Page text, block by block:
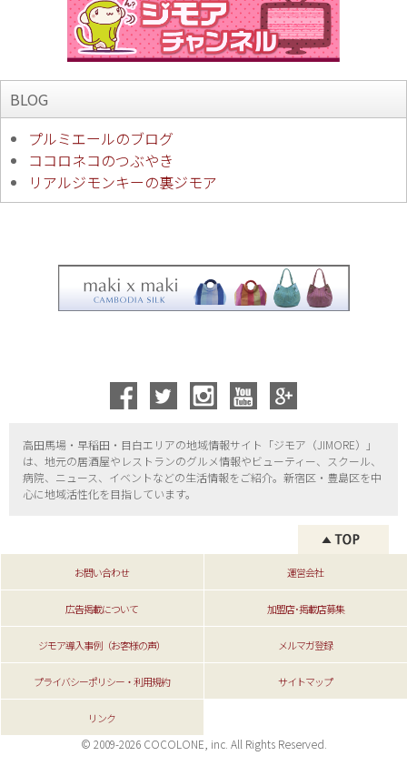
BLOG
プルミエールのブログ
ココロネコのつぶやき
リアルジモンキーの裏ジモア
高田馬場・早稲田・目白エリアの地域情報サイト「ジモア（JIMORE）」
は、地元の居酒屋やレストランのグルメ情報やビューティー、
スクール、
病院、ニュース、イベントなどの生活情報をご紹介。新宿区・ 豊島区を中
心に地域活性化を目指しています。
お問い合わせ 運営会社
広告掲載について 加盟店･掲載店募集
ジモア導入事例（お客様の声） メルマガ登録
プライバシーポリシー・利用規約 サイトマップ
リンク
© 2009-2026 COCOLONE, inc. All Rights Reserved.